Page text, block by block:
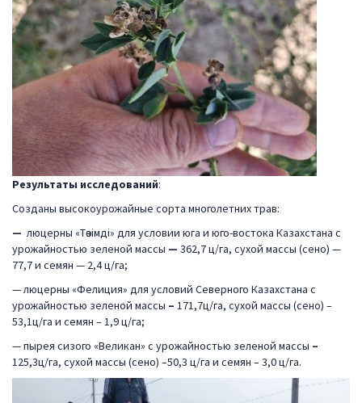
Результаты исследований:
Созданы высокоурожайные сорта многолетних трав:
— люцерны «Төзімді» для условии юга и юго-востока Казахстана с
урожайностью зеленой массы — 362,7 ц/га, сухой массы (сено) —
77,7 и семян — 2,4 ц/га;
— люцерны «Фелиция» для условий Северного Казахстана с
урожайностью зеленой массы – 171,7ц/га, сухой массы (сено) –
53,1ц/га и семян – 1,9 ц/га;
— пырея сизого «Великан» с урожайностью зеленой массы –
125,3ц/га, сухой массы (сено) –50,3 ц/га и семян – 3,0 ц/га.